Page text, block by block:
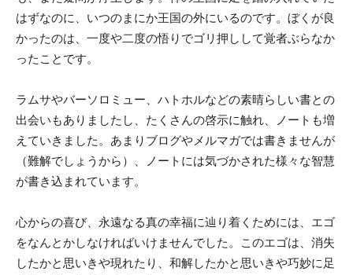
はずなのに、いつのまにか王国の外にいるのです。ぼくが良
かったのは、一度や二度の悟りでゴリ押しして覚者ぶらなか
ったことです。
ラムサやバーソロミュー、ハトホルなどの素晴らしい書との
出会いもありましたし、たくさんの啓示に触れ、ノートも増
えていきました。あまりブログやメルマガでは書きませんが
（難解でしょうから）、ノートには気づかされた様々な智慧
が書き込まれています。
心からの喜び、永遠なる真の幸福に辿り着くためには、エゴ
をなんとかしなければいけませんでした。このエゴは、消失
したかと思いきや現れたり、和解したかと思いきや巧妙に足